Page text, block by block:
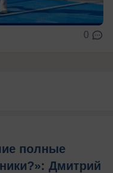
0
полные
Дмитрий